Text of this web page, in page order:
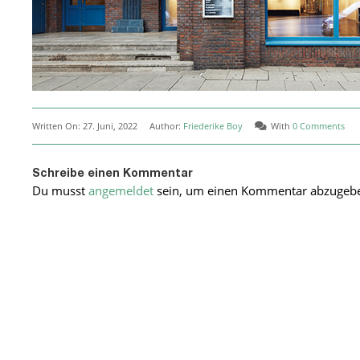
Written On: 27. Juni, 2022 Author: Friederike Boy With 0 Comments
Schreibe einen Kommentar
Du musst angemeldet sein, um einen Kommentar